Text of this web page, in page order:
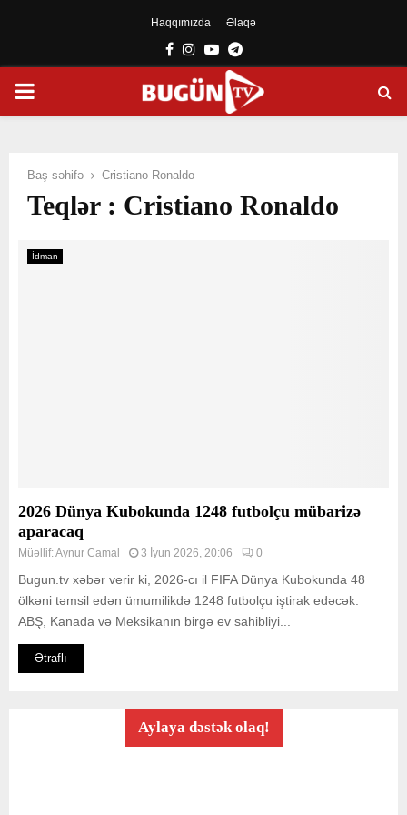
Haqqımızda Əlaqə
Facebook
Instagram
YoutubeTelegram
PRIMARY
Baş səhifə Cristiano Ronaldo
Teqlər : Cristiano Ronaldo
İdman
2026 Dünya Kubokunda 1248 futbolçu mübarizə
aparacaq
Müəllif:Aynur Camal 3 İyun 2026, 20:06 0
Bugun.tv xəbər verir ki, 2026-cı il FIFA Dünya Kubokunda 48
ölkəni təmsil edən ümumilikdə 1248 futbolçu iştirak edəcək.
ABŞ, Kanada və Meksikanın birgə ev sahibliyi...
Ətraflı
Aylaya dəstək olaq!